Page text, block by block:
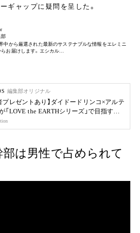
ギャップに疑問を呈した。
部
中から厳選された最新のサステナブルな情報をエレミニ
お届けします。エシカル…
編集部オリジナル
プレゼントあり】ダイドードリンコ×アルテ
「LOVE the EARTHシリーズ」で目指す未
は男性で占められて